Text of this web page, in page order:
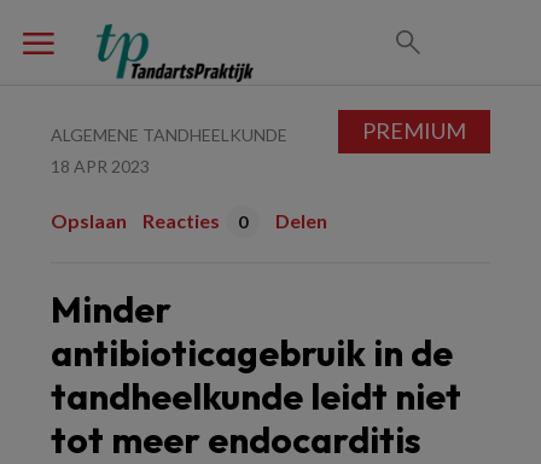
ALGEMENE TANDHEELKUNDE
18 APR 2023
Opslaan Reacties 0 Delen
Minder
antibioticagebruik in de
tandheelkunde leidt niet
tot meer endocarditis
PREMIUM